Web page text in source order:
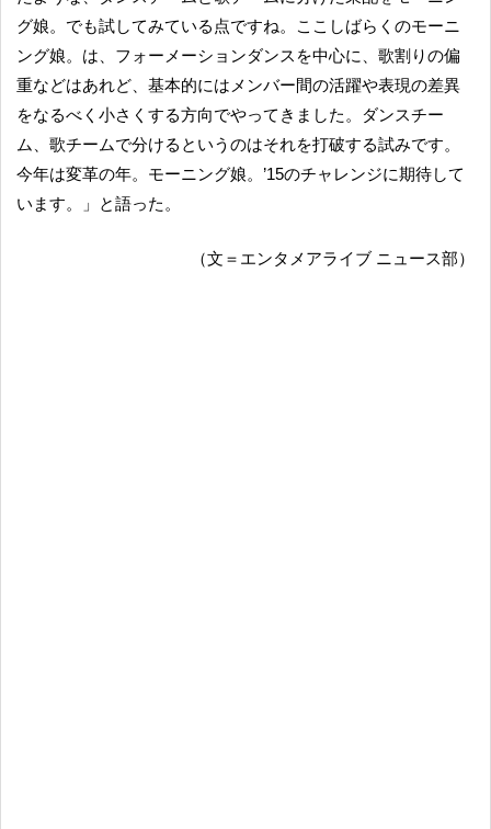
グ娘。でも試してみている点ですね。ここしばらくのモーニ
ング娘。は、フォーメーションダンスを中心に、歌割りの偏
重などはあれど、基本的にはメンバー間の活躍や表現の差異
をなるべく小さくする方向でやってきました。ダンスチー
ム、歌チームで分けるというのはそれを打破する試みです。
今年は変革の年。モーニング娘。’15のチャレンジに期待して
います。」と語った。
（文＝エンタメアライブ ニュース部）